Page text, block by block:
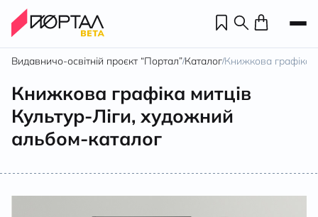
Видавничо-освітній проєкт “Портал”/Каталог/Книжкова графіка
Книжкова графіка митців
Культур-Ліги, художний
альбом-каталог